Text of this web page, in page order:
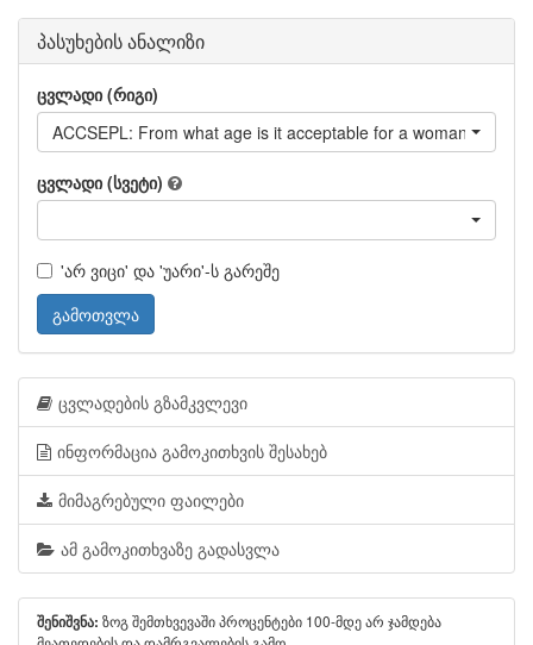
პასუხების ანალიზი
ცვლადი (რიგი)
ACCSEPL: From what age is it acceptable for a woman to live
ცვლადი (სვეტი)
'არ ვიცი' და 'უარი'-ს გარეშე
გამოთვლა
ცვლადების გზამკვლევი
ინფორმაცია გამოკითხვის შესახებ
მიმაგრებული ფაილები
ამ გამოკითხვაზე გადასვლა
შენიშვნა: ზოგ შემთხვევაში პროცენტები 100-მდე არ ჯამდება